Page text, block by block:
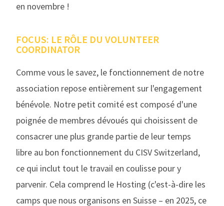
en novembre !
FOCUS: LE RÔLE DU VOLUNTEER
COORDINATOR
Comme vous le savez, le fonctionnement de notre
association repose entièrement sur l'engagement
bénévole. Notre petit comité est composé d'une
poignée de membres dévoués qui choisissent de
consacrer une plus grande partie de leur temps
libre au bon fonctionnement du CISV Switzerland,
ce qui inclut tout le travail en coulisse pour y
parvenir. Cela comprend le Hosting (c'est-à-dire les
camps que nous organisons en Suisse – en 2025, ce